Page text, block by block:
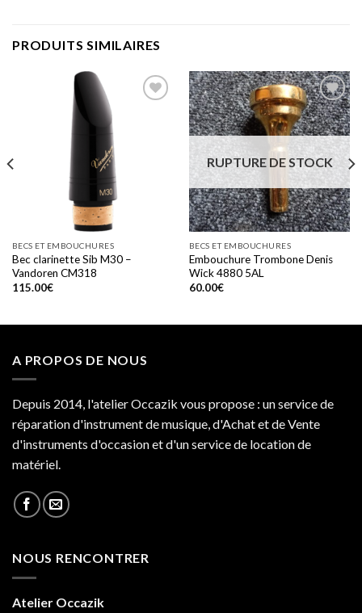
PRODUITS SIMILAIRES
BECS ET EMBOUCHURES
Bec clarinette Sib M30 –
Vandoren CM318
115.00€
Add to
wishlist
RUPTURE DE STOCK
BECS ET EMBOUCHURES
Embouchure Trombone Denis
Wick 4880 5AL
60.00€
A PROPOS DE NOUS
Depuis 2014, l'atelier Occazik vous propose : un service de
réparation d'instrument de musique, d'Achat et de Vente
d'instruments d'occasion et d'un service de location de
matériel.
NOUS RENCONTRER
Atelier Occazik